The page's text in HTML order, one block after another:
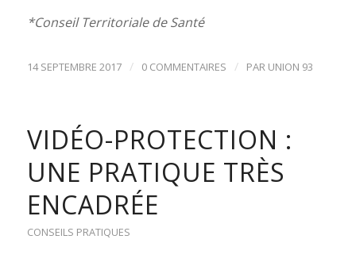
*Conseil Territoriale de Santé
14 SEPTEMBRE 2017 / 0 COMMENTAIRES / PAR UNION 93
VIDÉO-PROTECTION :
UNE PRATIQUE TRÈS
ENCADRÉE
CONSEILS PRATIQUES